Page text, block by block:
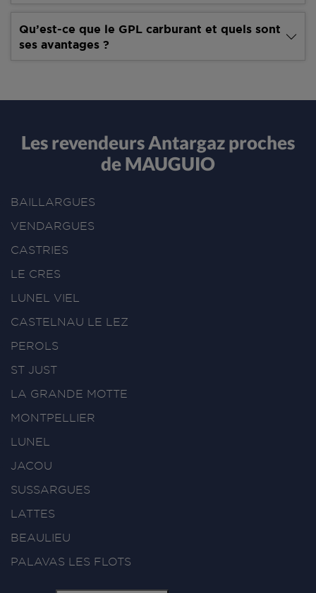
Qu’est-ce que le GPL carburant et quels sont
ses avantages ?
Les revendeurs Antargaz proches
de MAUGUIO
BAILLARGUES
VENDARGUES
CASTRIES
LE CRES
LUNEL VIEL
CASTELNAU LE LEZ
PEROLS
ST JUST
LA GRANDE MOTTE
MONTPELLIER
LUNEL
JACOU
SUSSARGUES
LATTES
BEAULIEU
PALAVAS LES FLOTS